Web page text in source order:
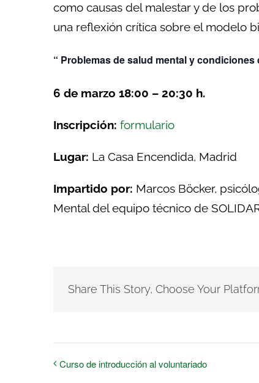
como causas del malestar y de los
una reflexión crítica sobre el modelo
“ Problemas de salud mental y
6 de marzo 18:00 – 20:30 h.
Inscripción: formulario
Lugar: La Casa Encendida, Madrid
Impartido por: Marcos Böcker,
Mental del equipo técnico de
Share This Story, Choose Your
Curso de introducción al voluntariado